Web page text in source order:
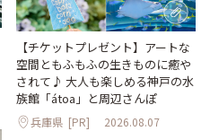
【チケットプレゼント】アートな
空間ともふもふの生きものに癒や
されて♪ 大人も楽しめる神戸の水
族館「átoa」と周辺さんぽ
兵庫県 [PR] 2026.08.07